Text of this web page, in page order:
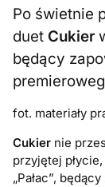
Po świetnie
duet Cukier
będący
fot. materiały
Cukier nie
przyjętej
„Pałac”,